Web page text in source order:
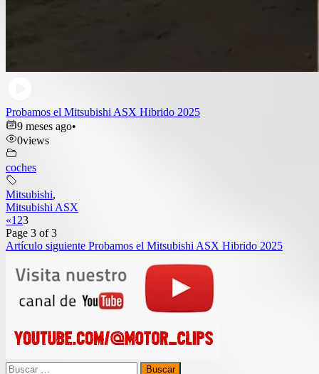
Probamos el Mitsubishi ASX Hibrido 2025
9 meses ago•
0views
coches
Mitsubishi,
Mitsubishi ASX
«1 23
Page 3 of 3
Navegación
de
entradas
Artículo siguiente Probamos el Mitsubishi ASX Hibrido 2025
Buscar: